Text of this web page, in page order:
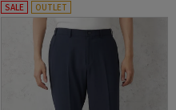
SALE OUTLET